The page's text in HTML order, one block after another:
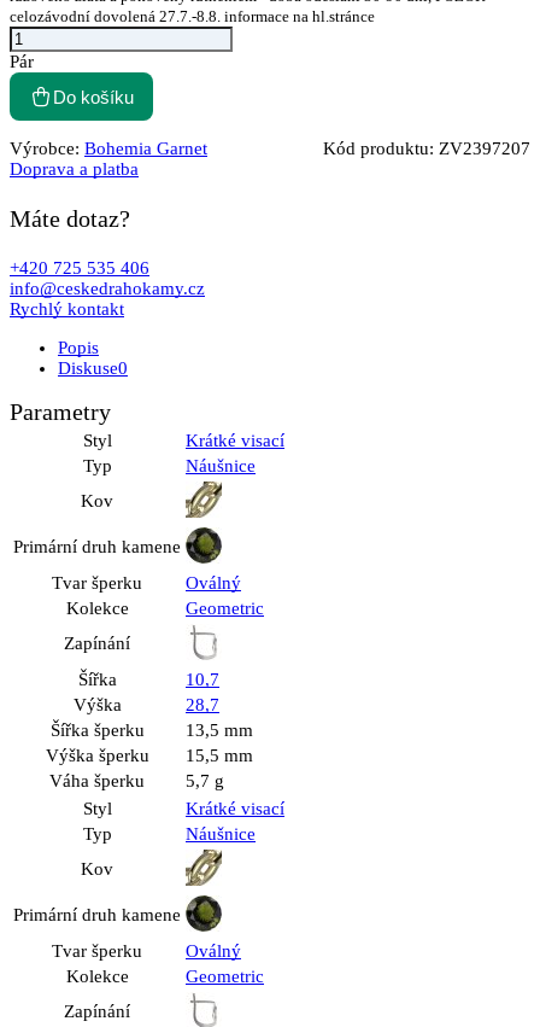
celozávodní dovolená 27.7.-8.8. informace na hl.stránce
Pár
Do košíku
Výrobce: Bohemia Garnet Kód produktu: ZV2397207
Doprava a platba
Máte dotaz?
+420 725 535 406
info@ceskedrahokamy.cz
Rychlý kontakt
Popis
Diskuse0
Parametry
Styl
Krátké visací
Typ
Náušnice
Kov
Primární druh kamene
Tvar šperku
Oválný
Kolekce
Geometric
Zapínání
Šířka
10,7
Výška
28,7
Šířka šperku
13,5 mm
Výška šperku
15,5 mm
Váha šperku
5,7 g
Styl
Krátké visací
Typ
Náušnice
Kov
Primární druh kamene
Tvar šperku
Oválný
Kolekce
Geometric
Zapínání